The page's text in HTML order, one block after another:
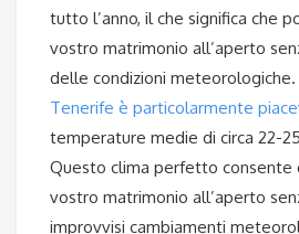
tutto l’anno, il che significa che
vostro matrimonio all’aperto
delle condizioni meteorologiche.
Tenerife è particolarmente
temperature medie di circa 22-
Questo clima perfetto consente
vostro matrimonio all’aperto
improvvisi cambiamenti